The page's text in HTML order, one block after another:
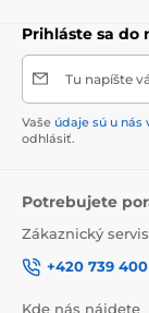
Prihláste sa do
Tu napíšte
Vaše údaje sú u nás
odhlásiť.
Potrebujete
Zákaznický
+420 739
Kde nás nájdete